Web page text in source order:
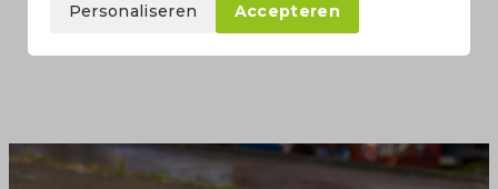
Personaliseren Accepteren